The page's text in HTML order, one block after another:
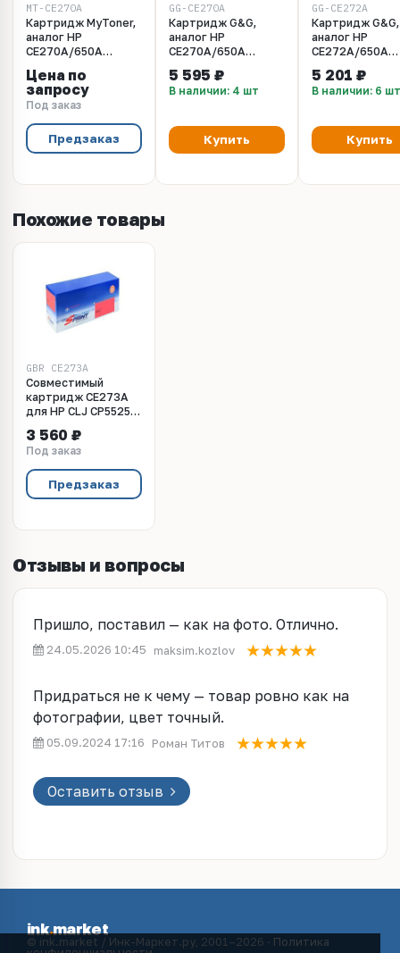
MT-CE270A
Картридж MyToner,
аналог HP
CE270A/650A
чипом
Цена по
запросу
Под заказ
Предзаказ
GG-CE270A
Картридж G&G,
аналог HP
CE270A/650A
чипом
5 595 ₽
В наличии: 4 шт
Купить
GG-CE272A
Картридж G&G,
аналог HP
CE272A/650A
5 201 ₽
В наличии: 6 шт
Купить
Похожие товары
GBR CE273A
Совместимый
картридж CE273A
для HP СLJ CP5525
Gray Box
3 560 ₽
Под заказ
Предзаказ
Отзывы и вопросы
Пришло, поставил — как на фото. Отлично.
24.05.2026 10:45 maksim.kozlov
Придраться не к чему — товар ровно как на
фотографии, цвет точный.
05.09.2024 17:16 Роман Титов
Оставить отзыв
ink.market
© ink.market / Инк-Маркет.ру, 2001–2026 · Политика